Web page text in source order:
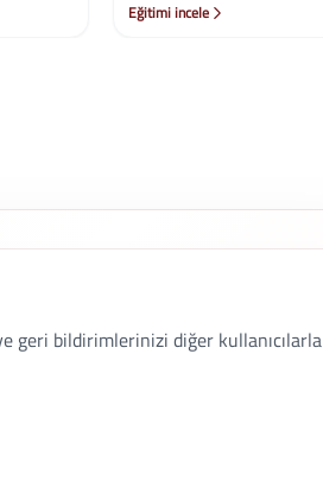
geri bildirimlerinizi diğer kullanıcılarla